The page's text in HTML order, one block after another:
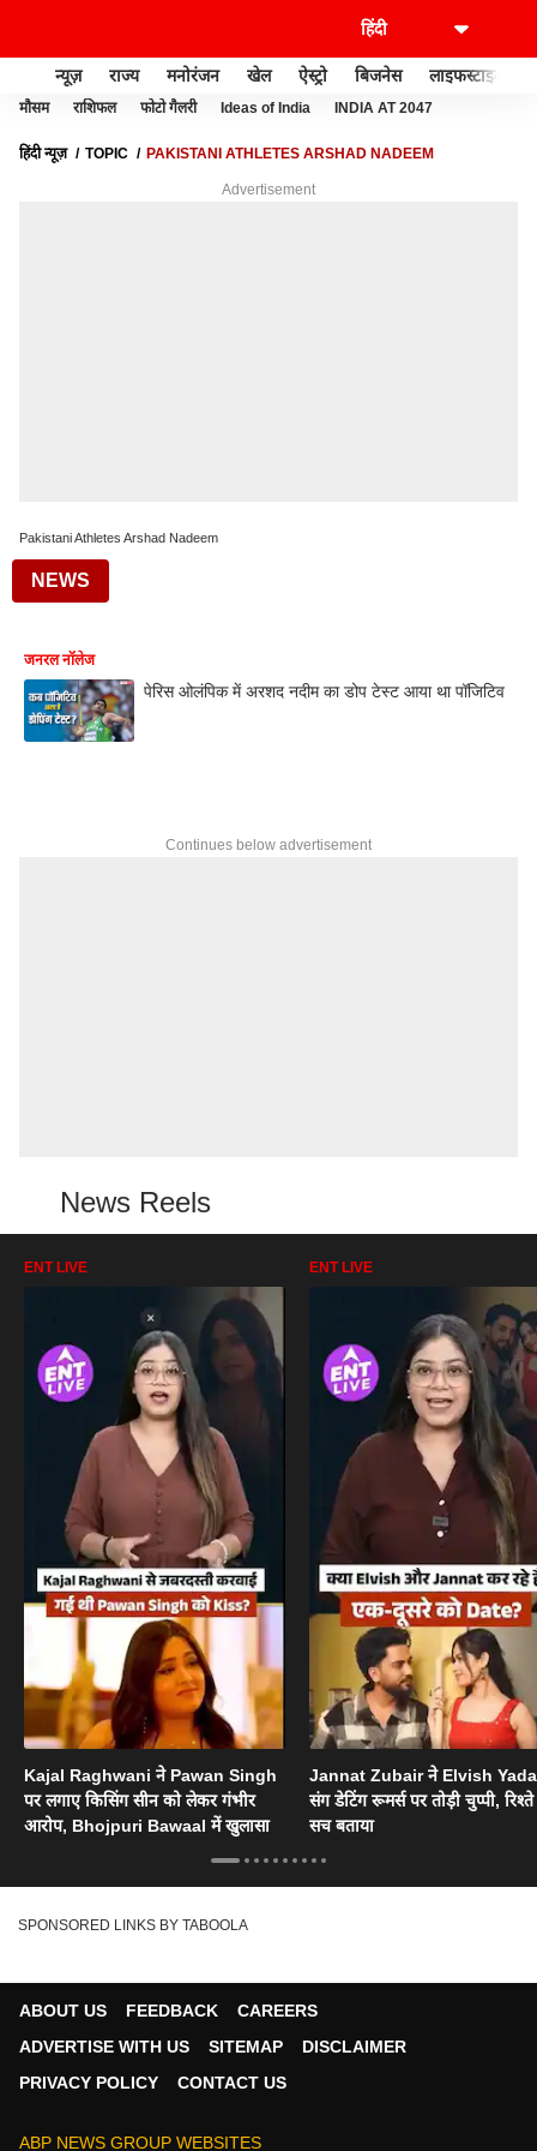
न्यूज़ राज्य मनोरंजन खेल ऐस्ट्रो बिजनेस लाइफस्टाइल
मौसम राशिफल फोटो गैलरी Ideas of India INDIA AT 2047
हिंदी न्यूज़ TOPIC PAKISTANI ATHLETES ARSHAD NADEEM
Advertisement
Pakistani Athletes Arshad Nadeem
NEWS
जनरल नॉलेज
पेरिस ओलंपिक में अरशद नदीम का डोप टेस्ट आया था पॉजिटिव
Continues below advertisement
News Reels
ENT LIVE
Kajal Raghwani ने Pawan Singh
पर लगाए किसिंग सीन को लेकर गंभीर
आरोप, Bhojpuri Bawaal में खुलासा
ENT LIVE
Jannat Zubair ने Elvish
संग डेटिंग रूमर्स पर तोड़ी चुप्पी,
सच बताया
SPONSORED LINKS BY TABOOLA
ABOUT US FEEDBACK
CAREERS
ADVERTISE WITH US
SITEMAP
DISCLAIMER
PRIVACY POLICY
CONTACT US
ABP NEWS GROUP WEBSITES